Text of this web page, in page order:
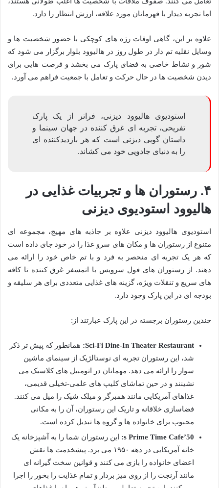
اما تجربه دیدار با قهرمانان مورد علاقه، ارزش انتظار را دارد.
علاوه بر این، گاهی اوقات رژه های کوچکی با حضور شخصیت ها و
وسایل نقلیه تم دار در طول روز در هالیوود بلوار برگزار می شود که
شور و نشاط خاصی به فضای پارک می بخشد و فرصت هایی برای
دیدن شخصیت ها در حال حرکت و تعامل با جمعیت فراهم می آورد.
استودیوی هالیوود دیزنی، فراتر از یک پارک
تفریحی، تجربه ای غرق کننده در جهان سینما و
داستان گویی دیزنی است که هر بازدیدکننده ای
را به دنیای جادویی خود می کشاند.
۴. رستوران ها و تجربیات غذایی در
هالیوود استودیوی دیزنی
استودیوی هالیوود دیزنی علاوه بر جاذبه های مهیج، مجموعه ای
متنوع از رستوران ها و مکان های سرو غذا را در خود جای داده است
که هر یک تجربه ای منحصر به فرد و با تم خاص خود را ارائه می
دهند. از رستوران های فول سرویس با اتمسفر غرق کننده تا کافه
های سریع و تنقلات ویژه، گزینه های غذایی متعددی برای هر سلیقه و
بودجه ای در این پارک وجود دارد.
چندین رستوران برجسته در این پارک عبارتند از:
Sci-Fi Dine-In Theater Restaurant:
همانطور که پیش تر ذکر
شد، این رستوران تجربه ای نوستالژیک از سینمای ماشین
سوار را ارائه می دهد. مهمانان در اتومبیل های کلاسیک می
نشینند و در حین تماشای کلیپ های علمی-تخیلی قدیمی،
غذاهای آمریکایی مانند همبرگر و میلک شیک را میل می کنند.
فضاسازی خلاقانه و تاریک این رستوران، آن را به مکانی
محبوب برای خانواده ها و گروه ها تبدیل کرده است.
50’s Prime Time Cafe:
این رستوران شما را به آشپزخانه یک
خانه آمریکایی در دهه ۱۹۵۰ می برد. پیشخدمت ها نقش
اعضای خانواده را بازی می کنند و قوانین سخت گیرانه ای
مانند آرنجت را از روی میز بردار و تمام غذایت را بخور را اجرا